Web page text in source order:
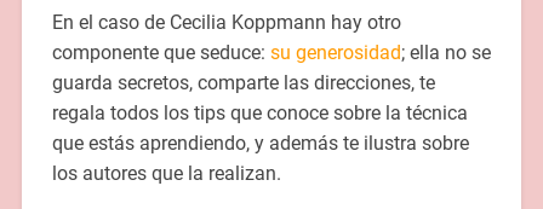
En el caso de Cecilia Koppmann hay otro
componente que seduce: su generosidad; ella no se
guarda secretos, comparte las direcciones, te
regala todos los tips que conoce sobre la técnica
que estás aprendiendo, y además te ilustra sobre
los autores que la realizan.